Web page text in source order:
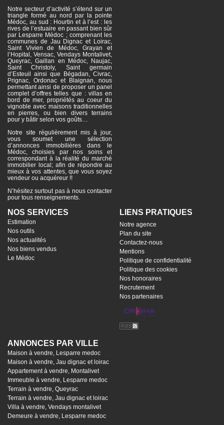
Notre secteur d’activité s’étend sur un
triangle formé au nord par la pointe
Médoc, au sud : Hourtin et à l’est : les
rives de l’estuaire en passant bien sûr
par Lesparre Médoc ; comprenant les
communes de Jau Dignac et Loirac,
Saint Vivien de Médoc, Grayan et
l’Hopital, Vensac, Vendays Montalivet,
Queyrac, Gaillan en Médoc, Naujac,
Saint Christoly, Saint germain
d’Esteuil ainsi que Bégadan, Civrac,
Prignac, Ordonac et Blaignan, nous
permettant ainsi de proposer un panel
complet d’offres telles que : villas en
bord de mer, propriétés au coeur du
vignoble avec maisons traditionnelles
en pierres, ou bien divers terrains
pour y bâtir selon vos goûts…
Notre site régulièrement mis à jour,
vous soumet une sélection
d’annonces immobilières dans le
Médoc, choisies par nos soins et
correspondant à la réalité du marché
immobilier local; afin de répondre au
mieux à vos attentes, que vous soyez
vendeur ou acquéreur !!
N’hésitez surtout pas à nous contacter
pour tous renseignements.
NOS SERVICES
Estimation
Nos outils
Nos actualités
Nos biens vendus
Le Médoc
LIENS PRATIQUES
Notre agence
Plan du site
Contactez-nous
Mentions
Politique de confidentialité
Politique des cookies
Nos honoraires
Recrutement
Nos partenaires
ANNONCES PAR VILLE
Maison à vendre, Lesparre medoc
Maison à vendre, Jau dignac et loirac
Appartement à vendre, Montalivet
Immeuble à vendre, Lesparre medoc
Terrain à vendre, Queyrac
Terrain à vendre, Jau dignac et loirac
Villa à vendre, Vendays montalivet
Demeure à vendre, Lesparre medoc